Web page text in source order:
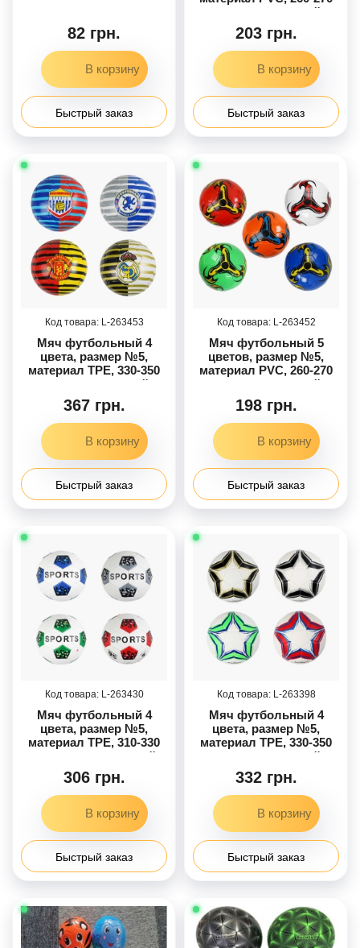
82 грн.
Быстрый заказ
грамм, резиновый
баллон, микс видов
203 грн.
Быстрый заказ
263453
Мяч футбольный 4
цвета, размер №5,
материал TPE, 330-350
грамм, резиновый
баллон
367 грн.
Быстрый заказ
263452
Мяч футбольный 5
цветов, размер №5,
материал PVC, 260-270
грамм, резиновый
баллон, микс видов
198 грн.
Быстрый заказ
263430
Мяч футбольный 4
цвета, размер №5,
материал TPE, 310-330
граммов, резиновый
баллон, микс видов
306 грн.
Быстрый заказ
263398
Мяч футбольный 4
цвета, размер №5,
материал TPE, 330-350
грамм, резиновый
баллон, микс видов
332 грн.
Быстрый заказ